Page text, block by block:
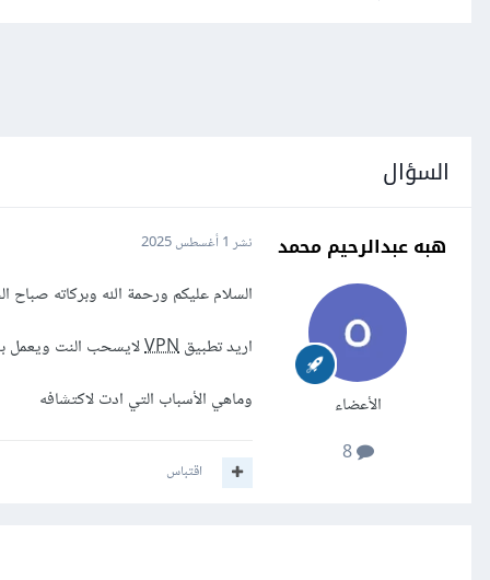
السؤال
هبه عبدالرحيم محمد
الأعضاء
8
نشر 1 أغسطس 2025
السلام عليكم ورحمة الله وبركاته صباح
اريد تطبيقVPNلايسحب النت ويعمل
وماهي الأسباب التي ادت لاكتشافه
اقتباس